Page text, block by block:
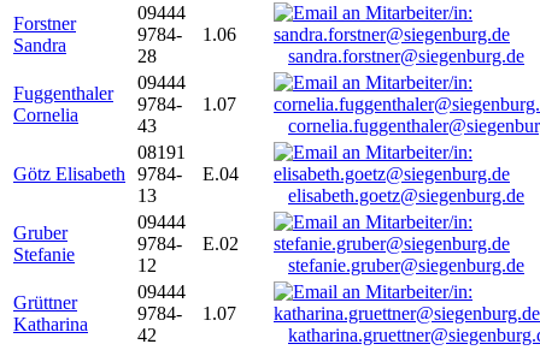
Forstner
Sandra
09444
9784-
28
1.06
sandra.forstner@siegenburg.de
Fuggenthaler
Cornelia
09444
9784-
43
1.07
Götz Elisabeth
08191
9784-
13
E.04
elisabeth.goetz@siegenburg.de
Gruber
Stefanie
09444
9784-
12
E.02
stefanie.gruber@siegenburg.de
Grüttner
Katharina
09444
9784-
42
1.07